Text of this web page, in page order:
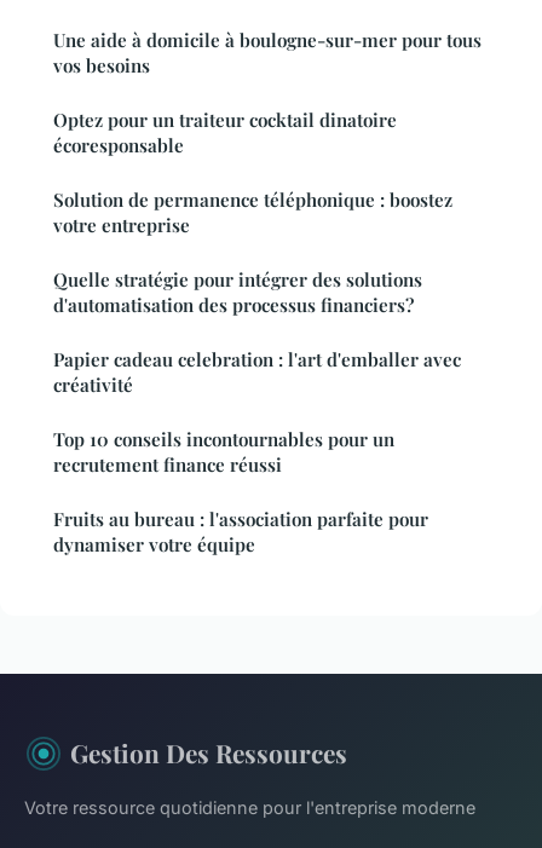
Une aide à domicile à boulogne-sur-mer pour tous
vos besoins
Optez pour un traiteur cocktail dinatoire
écoresponsable
Solution de permanence téléphonique : boostez
votre entreprise
Quelle stratégie pour intégrer des solutions
d'automatisation des processus financiers?
Papier cadeau celebration : l'art d'emballer avec
créativité
Top 10 conseils incontournables pour un
recrutement finance réussi
Fruits au bureau : l'association parfaite pour
dynamiser votre équipe
Gestion Des Ressources
Votre ressource quotidienne pour l'entreprise moderne